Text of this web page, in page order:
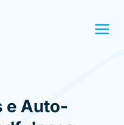
e Auto-